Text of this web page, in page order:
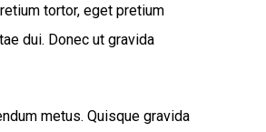
tortor, eget pretium
dui. Donec ut gravida
metus. Quisque gravida